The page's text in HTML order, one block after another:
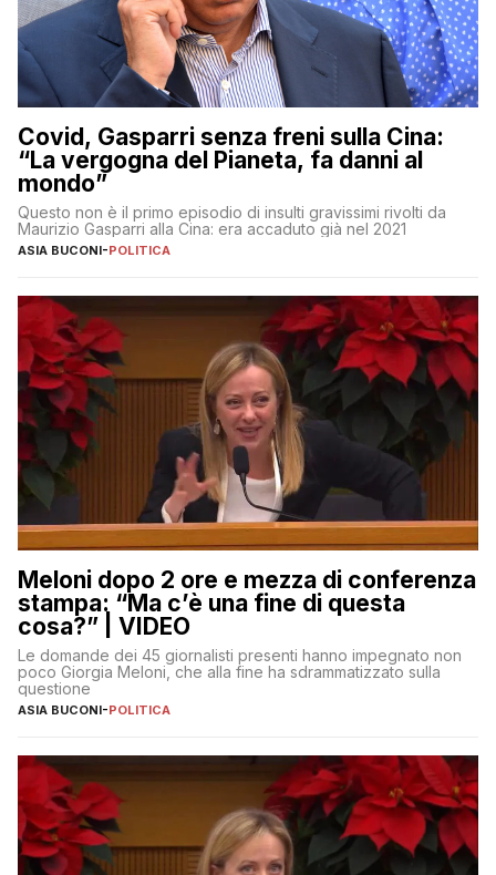
Covid, Gasparri senza freni sulla Cina:
“La vergogna del Pianeta, fa danni al
mondo”
Questo non è il primo episodio di insulti gravissimi rivolti da
Maurizio Gasparri alla Cina: era accaduto già nel 2021
ASIA BUCONI-POLITICA
Meloni dopo 2 ore e mezza di conferenza
stampa: “Ma c’è una fine di questa
cosa?” | VIDEO
Le domande dei 45 giornalisti presenti hanno impegnato non
poco Giorgia Meloni, che alla fine ha sdrammatizzato sulla
questione
ASIA BUCONI-POLITICA